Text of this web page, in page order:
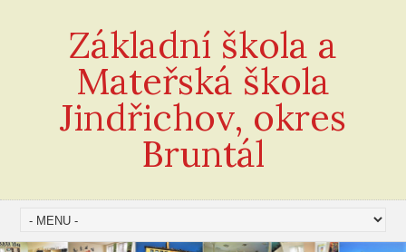
Základní škola a
Mateřská škola
Jindřichov, okres
Bruntál